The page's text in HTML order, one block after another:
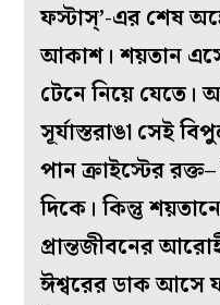
ফস্টাস্‌’-এর শেষ
আকাশ। শয়তান
টেনে নিয়ে যেতে।
সূর্যাস্তরাঙা সেই
পান ক্রাইস্টের
দিকে। কিন্তু
প্রান্তজীবনের
ঈশ্বরের ডাক আসে